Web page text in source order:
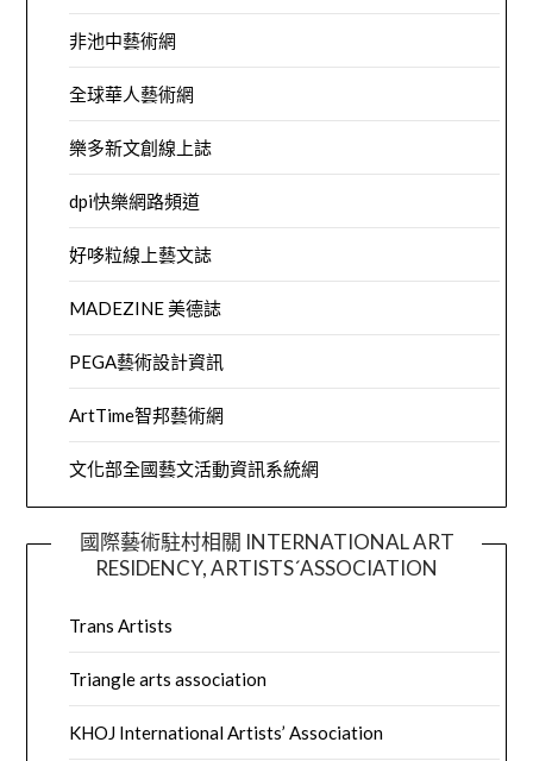
非池中藝術網
全球華人藝術網
樂多新文創線上誌
dpi快樂網路頻道
好哆粒線上藝文誌
MADEZINE 美德誌
PEGA藝術設計資訊
ArtTime智邦藝術網
文化部全國藝文活動資訊系統網
國際藝術駐村相關 INTERNATIONAL ART
RESIDENCY, ARTISTS´ASSOCIATION
Trans Artists
Triangle arts association
KHOJ International Artists’ Association